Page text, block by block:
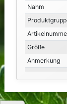
Nahm
Größe
Anmerkung